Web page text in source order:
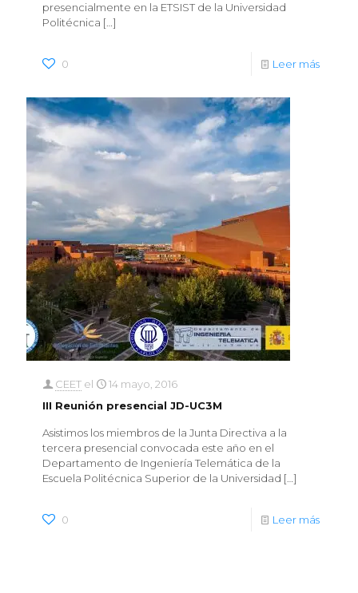
presencialmente en la ETSIST de la Universidad
Politécnica […]
0 Leer más
CEET el
14 mayo, 2016
III Reunión presencial JD-UC3M
Asistimos los miembros de la Junta Directiva a la
tercera presencial convocada este año en el
Departamento de Ingeniería Telemática de la
Escuela Politécnica Superior de la Universidad […]
0 Leer más